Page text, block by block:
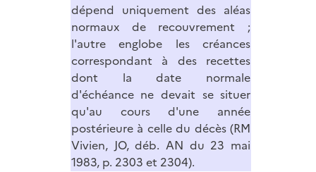
dépend uniquement des aléas
normaux de recouvrement ;
l'autre englobe les créances
correspondant à des recettes
dont la date normale
d'échéance ne devait se situer
qu'au cours d'une année
postérieure à celle du décès (RM
Vivien, JO, déb. AN du 23 mai
1983, p. 2303 et 2304).